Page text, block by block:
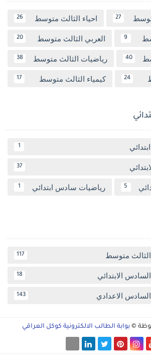
27 احياء الثالث متوسط 26
9 العربي الثالث متوسط 20
40 رياضيات الثالث متوسط 38
24 كيمياء الثالث متوسط 17
1
37
5 رياضيات سادس ابتدائي 1
الثالث متوسط 117
الابتدائي 18
الاعدادي 143
© بوابة الطالب الالكترونية كوكل العراقي